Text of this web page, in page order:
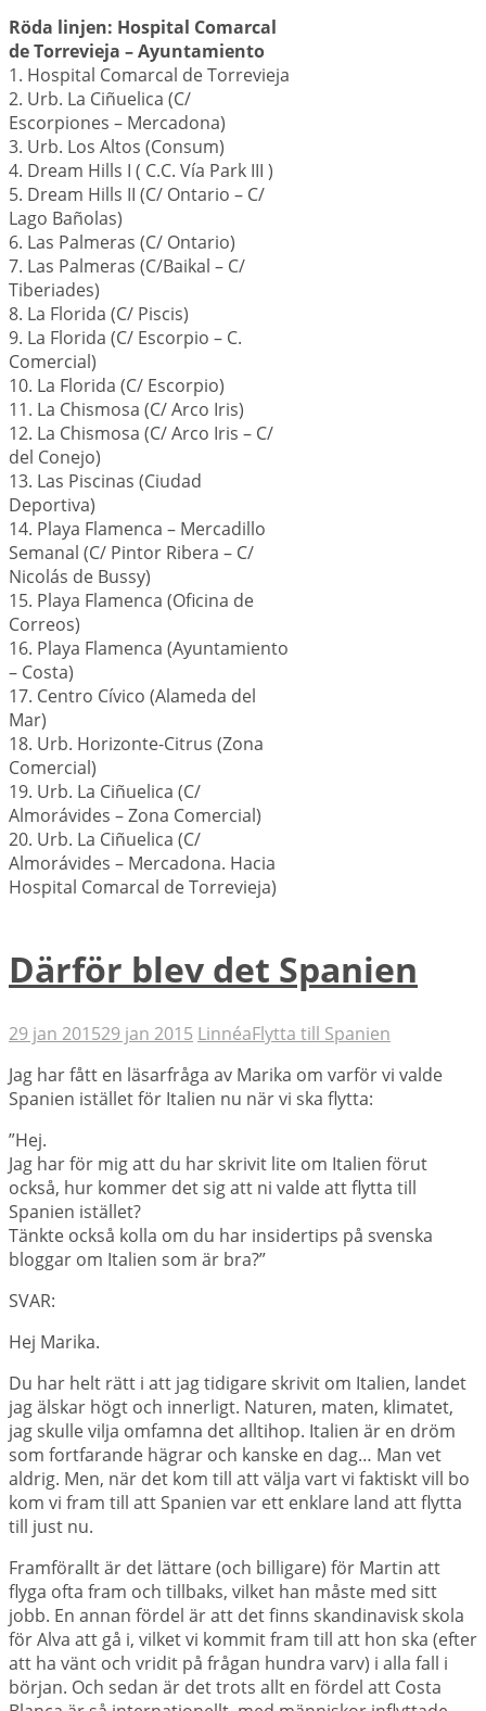
Röda linjen: Hospital Comarcal
de Torrevieja – Ayuntamiento
1. Hospital Comarcal de Torrevieja
2. Urb. La Ciñuelica (C/
Escorpiones – Mercadona)
3. Urb. Los Altos (Consum)
4. Dream Hills I ( C.C. Vía Park III )
5. Dream Hills II (C/ Ontario – C/
Lago Bañolas)
6. Las Palmeras (C/ Ontario)
7. Las Palmeras (C/Baikal – C/
Tiberiades)
8. La Florida (C/ Piscis)
9. La Florida (C/ Escorpio – C.
Comercial)
10. La Florida (C/ Escorpio)
11. La Chismosa (C/ Arco Iris)
12. La Chismosa (C/ Arco Iris – C/
del Conejo)
13. Las Piscinas (Ciudad
Deportiva)
14. Playa Flamenca – Mercadillo
Semanal (C/ Pintor Ribera – C/
Nicolás de Bussy)
15. Playa Flamenca (Oficina de
Correos)
16. Playa Flamenca (Ayuntamiento
– Costa)
17. Centro Cívico (Alameda del
Mar)
18. Urb. Horizonte-Citrus (Zona
Comercial)
19. Urb. La Ciñuelica (C/
Almorávides – Zona Comercial)
20. Urb. La Ciñuelica (C/
Almorávides – Mercadona. Hacia
Hospital Comarcal de Torrevieja)
Därför blev det Spanien
29 jan 201529 jan 2015 LinnéaFlytta till Spanien
Jag har fått en läsarfråga av Marika om varför vi valde
Spanien istället för Italien nu när vi ska flytta:
”Hej.
Jag har för mig att du har skrivit lite om Italien förut
också, hur kommer det sig att ni valde att flytta till
Spanien istället?
Tänkte också kolla om du har insidertips på svenska
bloggar om Italien som är bra?”
SVAR:
Hej Marika.
Du har helt rätt i att jag tidigare skrivit om Italien, landet
jag älskar högt och innerligt. Naturen, maten, klimatet,
jag skulle vilja omfamna det alltihop. Italien är en dröm
som fortfarande hägrar och kanske en dag… Man vet
aldrig. Men, när det kom till att välja vart vi faktiskt vill bo
kom vi fram till att Spanien var ett enklare land att flytta
till just nu.
Framförallt är det lättare (och billigare) för Martin att
flyga ofta fram och tillbaks, vilket han måste med sitt
jobb. En annan fördel är att det finns skandinavisk skola
för Alva att gå i, vilket vi kommit fram till att hon ska (efter
att ha vänt och vridit på frågan hundra varv) i alla fall i
början. Och sedan är det trots allt en fördel att Costa